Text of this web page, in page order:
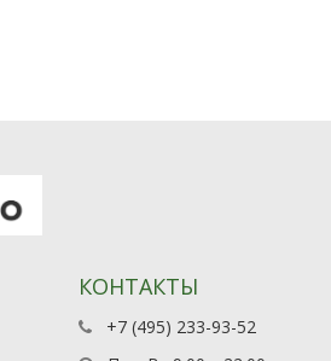
КОНТАКТЫ
+7 (495) 233-93-52